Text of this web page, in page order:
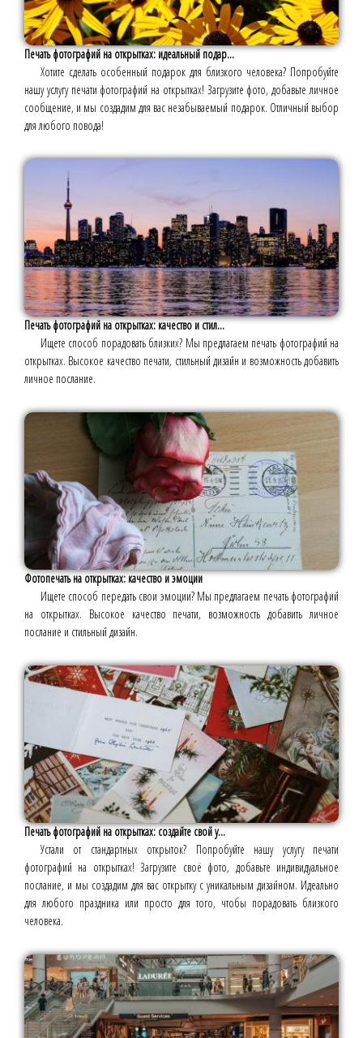
Печать фотографий на открытках: идеальный подар...
Хотите сделать особенный подарок для близкого человека? Попробуйте
нашу услугу печати фотографий на открытках! Загрузите фото, добавьте личное
сообщение, и мы создадим для вас незабываемый подарок. Отличный выбор
для любого повода!
Печать фотографий на открытках: качество и стил...
Ищете способ порадовать близких? Мы предлагаем печать фотографий на
открытках. Высокое качество печати, стильный дизайн и возможность добавить
личное послание.
Фотопечать на открытках: качество и эмоции
Ищете способ передать свои эмоции? Мы предлагаем печать фотографий
на открытках. Высокое качество печати, возможность добавить личное
послание и стильный дизайн.
Печать фотографий на открытках: создайте свой у...
Устали от стандартных открыток? Попробуйте нашу услугу печати
фотографий на открытках! Загрузите своё фото, добавьте индивидуальное
послание, и мы создадим для вас открытку с уникальным дизайном. Идеально
для любого праздника или просто для того, чтобы порадовать близкого
человека.